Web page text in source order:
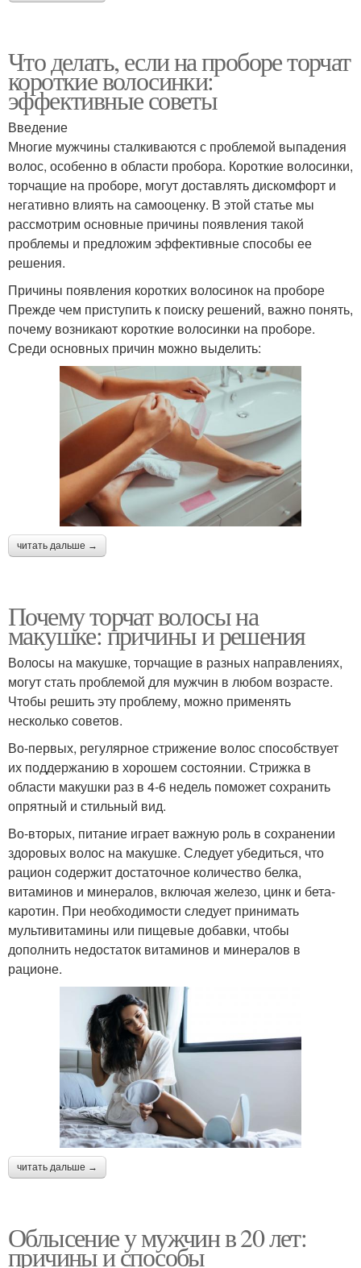
Что делать, если на проборе торчат
короткие волосинки:
эффективные советы
Введение
Многие мужчины сталкиваются с проблемой выпадения
волос, особенно в области пробора. Короткие волосинки,
торчащие на проборе, могут доставлять дискомфорт и
негативно влиять на самооценку. В этой статье мы
рассмотрим основные причины появления такой
проблемы и предложим эффективные способы ее
решения.
Причины появления коротких волосинок на проборе
Прежде чем приступить к поиску решений, важно понять,
почему возникают короткие волосинки на проборе.
Среди основных причин можно выделить:
читать дальше →
Почему торчат волосы на
макушке: причины и решения
Волосы на макушке, торчащие в разных направлениях,
могут стать проблемой для мужчин в любом возрасте.
Чтобы решить эту проблему, можно применять
несколько советов.
Во-первых, регулярное стрижение волос способствует
их поддержанию в хорошем состоянии. Стрижка в
области макушки раз в 4-6 недель поможет сохранить
опрятный и стильный вид.
Во-вторых, питание играет важную роль в сохранении
здоровых волос на макушке. Следует убедиться, что
рацион содержит достаточное количество белка,
витаминов и минералов, включая железо, цинк и бета-
каротин. При необходимости следует принимать
мультивитамины или пищевые добавки, чтобы
дополнить недостаток витаминов и минералов в
рационе.
читать дальше →
Облысение у мужчин в 20 лет:
причины и способы